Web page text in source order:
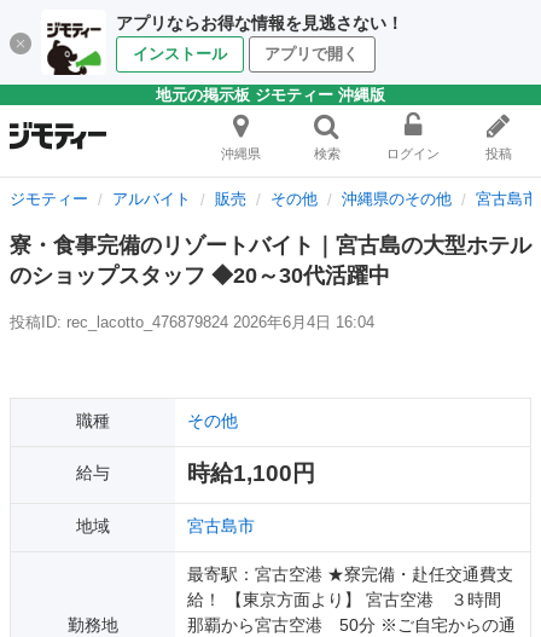
アプリならお得な情報を見逃さない！
インストール アプリで開く
地元の掲示板 ジモティー 沖縄版
沖縄県 検索 ログイン 投稿
ジモティー アルバイト 販売 その他 沖縄県のその他 宮古島
寮・食事完備のリゾートバイト｜宮古島の大型ホテル
のショップスタッフ ◆20～30代活躍中
投稿ID: rec_lacotto_476879824 2026年6月4日 16:04
職種 その他
給与 時給1,100円
地域 宮古島市
勤務地
最寄駅：宮古空港 ★寮完備・赴任交通費支
給！ 【東京方面より】 宮古空港 ３時間
那覇から宮古空港 50分 ※ご自宅からの通